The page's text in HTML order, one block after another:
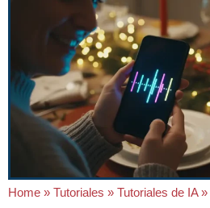
Home » Tutoriales » Tutoriales de IA»